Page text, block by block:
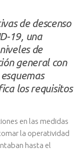
de descenso
19, una
de
general con
los requisitos
en las medidas
la operatividad
hasta el